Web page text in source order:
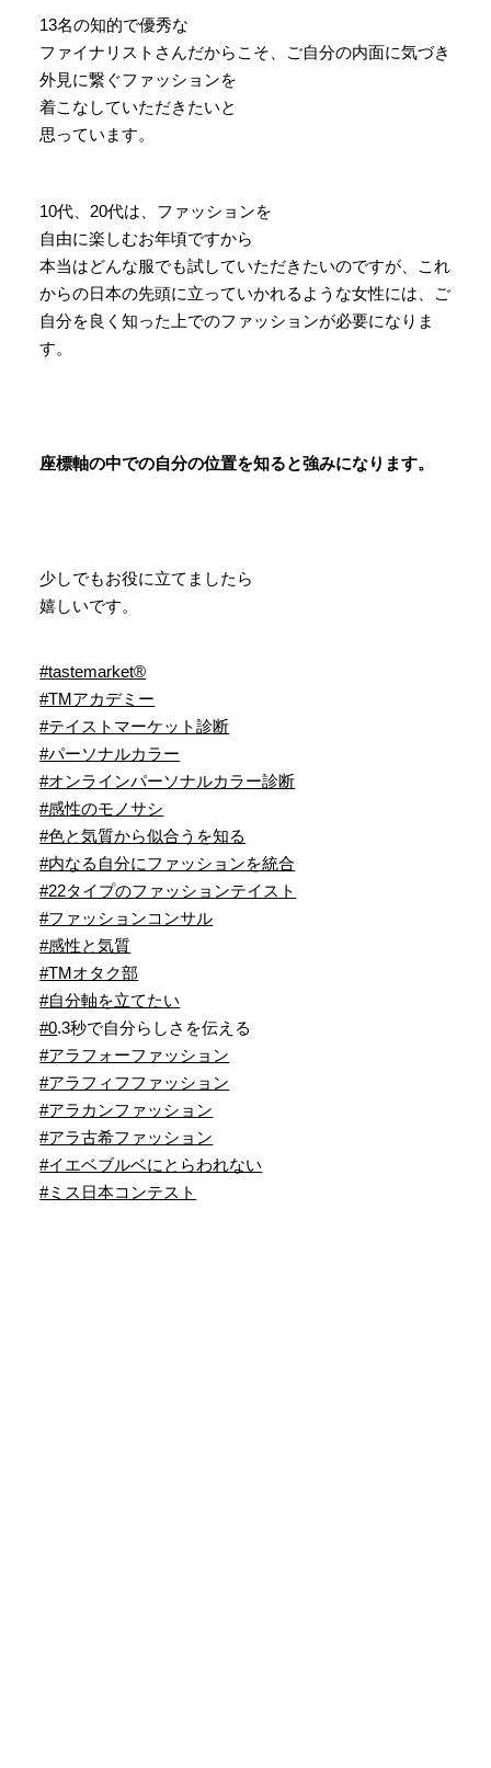
13名の知的で優秀な
ファイナリストさんだからこそ、ご自分の内面に気づき
外見に繋ぐファッションを
着こなしていただきたいと
思っています。
10代、20代は、ファッションを
自由に楽しむお年頃ですから
本当はどんな服でも試していただきたいのですが、これ
からの日本の先頭に立っていかれるような女性には、ご
自分を良く知った上でのファッションが必要になりま
す。
座標軸の中での自分の位置を知ると強みになります。
少しでもお役に立てましたら
嬉しいです。
#tastemarket®︎
#TMアカデミー
#テイストマーケット診断
#パーソナルカラー
#オンラインパーソナルカラー診断
#感性のモノサシ
#色と気質から似合うを知る
#内なる自分にファッションを統合
#22タイプのファッションテイスト
#ファッションコンサル
#感性と気質
#TMオタク部
#自分軸を立てたい
#0.3秒で自分らしさを伝える
#アラフォーファッション
#アラフィフファッション
#アラカンファッション
#アラ古希ファッション
#イエベブルベにとらわれない
#ミス日本コンテスト